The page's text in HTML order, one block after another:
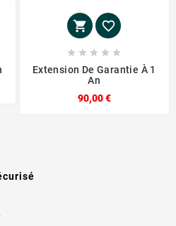
 
    
Extension De Garantie À 1
An
90,00 €